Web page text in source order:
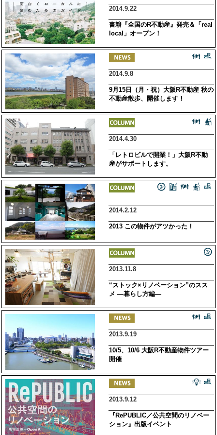
2014.9.22
書籍『全国のR不動産』発売＆「real
local」オープン！
2014.9.8
9月15日（月・祝）大阪R不動産 秋の
不動産散歩、開催します！
2014.4.30
「レトロビルで開業！」大阪R不動
産がサポートします。
2014.2.12
2013 この物件がアツかった！
2013.11.8
“ストック×リノベーション”のスス
メ ―暮らし方編―
2013.9.19
10/5、10/6 大阪R不動産物件ツアー
開催
2013.9.12
『RePUBLIC／公共空間のリノベー
ション』出版イベント